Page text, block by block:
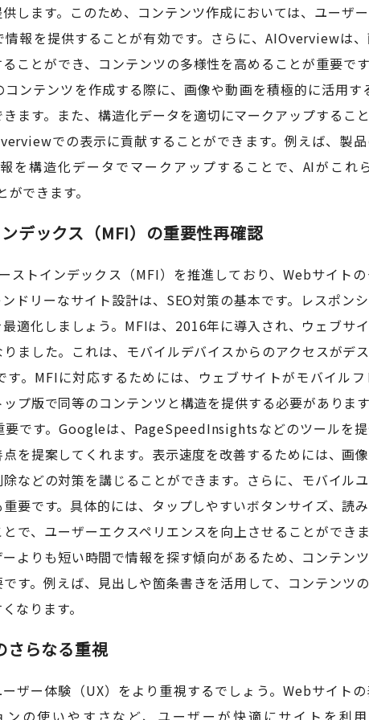
します。このため、コンテンツ作成においては、ユーザ
報を提供することが有効です。さらに、AIOverviewは
ことができ、コンテンツの多様性を高めることが重要で
ンテンツを作成する際に、画像や動画を積極的に活用
ます。また、構造化データを適切にマークアップするこ
での表示に貢献することができます。例えば、製
を構造化データでマークアップすることで、AIがこれ
できます。
デックス（MFI）の重要性再確認
ストインデックス（MFI）を推進しており、Webサイト
ドリーなサイト設計は、SEO対策の基本です。レスポン
適化しましょう。MFIは、2016年に導入され、ウェブサ
ました。これは、モバイルデバイスからのアクセスがデ
す。MFIに対応するためには、ウェブサイトがモバイル
プ版で同等のコンテンツと構造を提供する必要がありま
です。Googleは、PageSpeedInsightsなどのツールを
を提案してくれます。表示速度を改善するためには、画
などの対策を講じることができます。さらに、モバイル
要です。具体的には、タップしやすいボタンサイズ、読
で、ユーザーエクスペリエンスを向上させることができ
よりも短い時間で情報を探す傾向があるため、コンテン
す。例えば、見出しや箇条書きを活用して、コンテンツ
なります。
さらなる重視
ザー体験（UX）をより重視するでしょう。Webサイト